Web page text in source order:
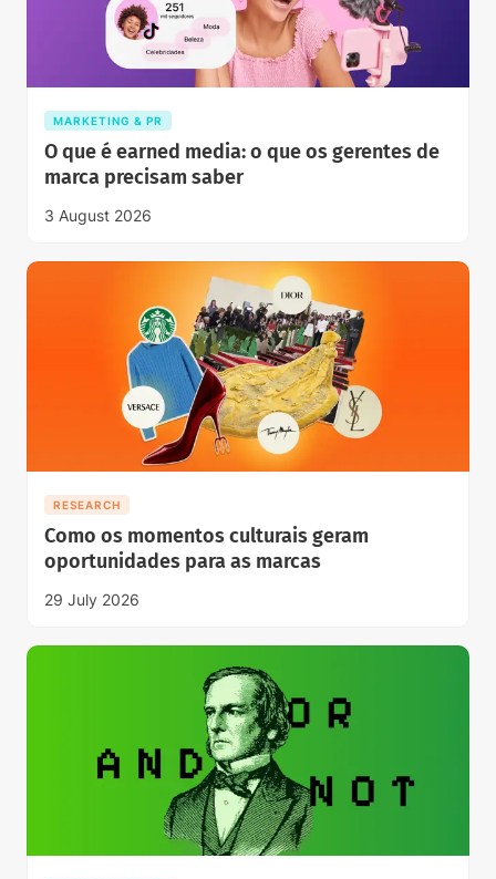
MARKETING & PR
O que é earned media: o que os gerentes de
marca precisam saber
3 August 2026
RESEARCH
Como os momentos culturais geram
oportunidades para as marcas
29 July 2026